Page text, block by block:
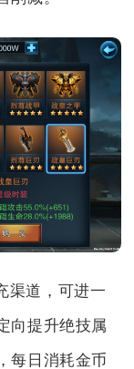
渠道，可进一
向提升绝技属
每日消耗金币